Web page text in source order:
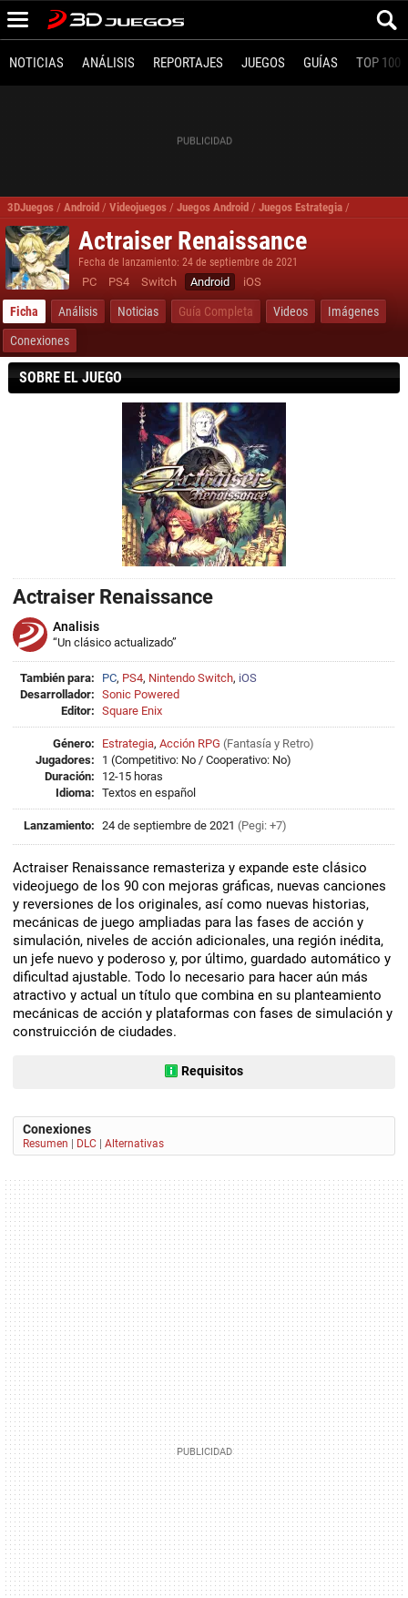
NOTICIAS ANÁLISIS REPORTAJES JUEGOS GUÍAS TOP 100
3DJuegos / Android / Videojuegos / Juegos Android / Juegos Estrategia /
Actraiser Renaissance
Fecha de lanzamiento: 24 de septiembre de 2021
PC PS4 Switch Android iOS
Ficha Análisis Noticias Guía Completa Videos
Imágenes
Conexiones
SOBRE EL JUEGO
Actraiser Renaissance
Analisis
“Un clásico actualizado”
También para: PC, PS4, Nintendo Switch, iOS
Desarrollador: Sonic Powered
Editor: Square Enix
Género: Estrategia, Acción RPG (Fantasía y Retro)
Jugadores:
1 (Competitivo: No / Cooperativo: No)
Duración:
12-15 horas
Idioma: Textos en español
Lanzamiento: 24 de septiembre de 2021 (Pegi: +7)
Actraiser Renaissance remasteriza y expande este clásico
videojuego de los 90 con mejoras gráficas, nuevas canciones
y reversiones de los originales, así como nuevas historias,
mecánicas de juego ampliadas para las fases de acción y
simulación, niveles de acción adicionales, una región inédita,
un jefe nuevo y poderoso y, por último, guardado automático y
dificultad ajustable. Todo lo necesario para hacer aún más
atractivo y actual un título que combina en su planteamiento
mecánicas de acción y plataformas con fases de simulación y
construicción de ciudades.
Requisitos
Conexiones
Resumen DLC Alternativas